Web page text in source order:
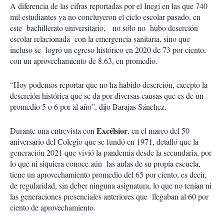
A diferencia de las cifras reportadas por el Inegi en las que 740
mil estudiantes ya no concluyeron el ciclo escolar pasado, en
este bachillerato universitario, no sólo no hubo deserción
escolar relacionada con la emergencia sanitaria, sino que
incluso se logró un egreso histórico en 2020 de 73 por ciento,
con un aprovechamiento de 8.63, en promedio.
“Hoy podemos reportar que no ha habido deserción, excepto la
deserción histórica que se da por diversas causas que es de un
promedio 5 o 6 por al año”, dijo Barajas Sánchez.
Durante una entrevista conExcélsior, en el marco del 50
aniversario del Colegio que se fundó en 1971, detalló que la
generación 2021 que vivió la pandemia desde la secundaria, por
lo que ni siquiera conoce aún las aulas de su propia escuela,
tiene un aprovechamiento promedio del 65 por ciento, es decir,
de regularidad, sin deber ninguna asignatura, lo que no tenían ni
las generaciones presenciales anteriores que llegaban al 60 por
ciento de aprovechamiento.